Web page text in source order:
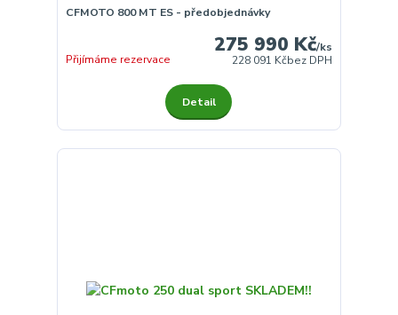
CFMOTO 800 MT ES - předobjednávky
275 990 Kč/ks
228 091 Kčbez DPH
Přijímáme rezervace
Detail